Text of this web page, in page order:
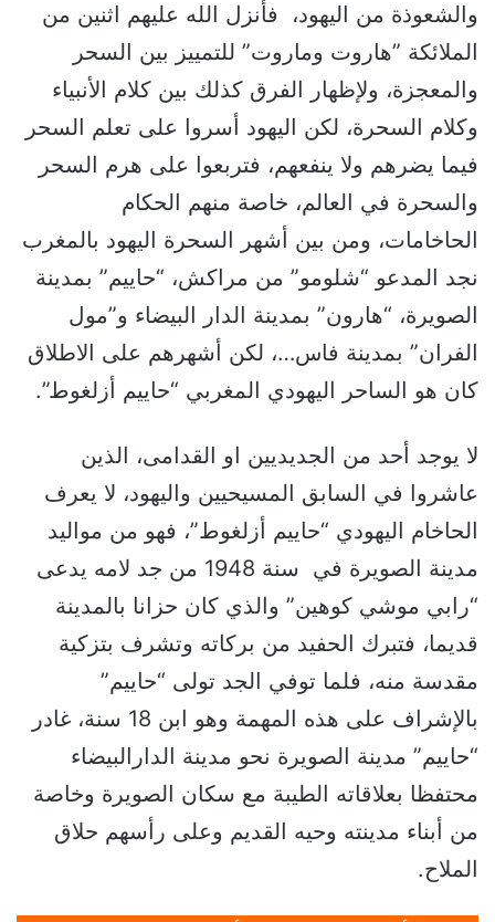
والشعوذة من اليهود، فأنزل الله عليهم اثنين من
الملائكة ”هاروت وماروت” للتمييز بين السحر
والمعجزة، ولإظهار الفرق كذلك بين كلام الأنبياء
وكلام السحرة، لكن اليهود أسروا على تعلم السحر
فيما يضرهم ولا ينفعهم، فتربعوا على هرم السحر
والسحرة في العالم، خاصة منهم الحكام
الحاخامات، ومن بين أشهر السحرة اليهود بالمغرب
نجد المدعو “شلومو” من مراكش، “حاييم” بمدينة
الصويرة، “هارون” بمدينة الدار البيضاء و”مول
الفران” بمدينة فاس…، لكن أشهرهم على الاطلاق
كان هو الساحر اليهودي المغربي “حاييم أزلغوط”.
لا يوجد أحد من الجديديين او القدامى، الذين
عاشروا في السابق المسيحيين واليهود، لا يعرف
الحاخام اليهودي “حاييم أزلغوط”، فهو من مواليد
مدينة الصويرة في سنة 1948 من جد لامه يدعى
“رابي موشي كوهين” والذي كان حزانا بالمدينة
قديما، فتبرك الحفيد من بركاته وتشرف بتزكية
مقدسة منه، فلما توفي الجد تولى “حاييم”
بالإشراف على هذه المهمة وهو ابن 18 سنة، غادر
“حاييم” مدينة الصويرة نحو مدينة الدارالبيضاء
محتفظا بعلاقاته الطيبة مع سكان الصويرة وخاصة
من أبناء مدينته وحيه القديم وعلى رأسهم حلاق
الملاح.